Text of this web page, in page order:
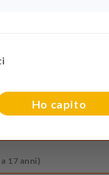
anni)
17 anni)
Ho capito